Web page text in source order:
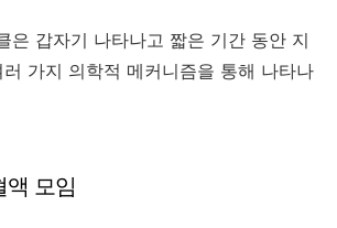
은 갑자기 나타나고 짧은 기간 동안 지
가지 의학적 메커니즘을 통해 나타나
액 모임